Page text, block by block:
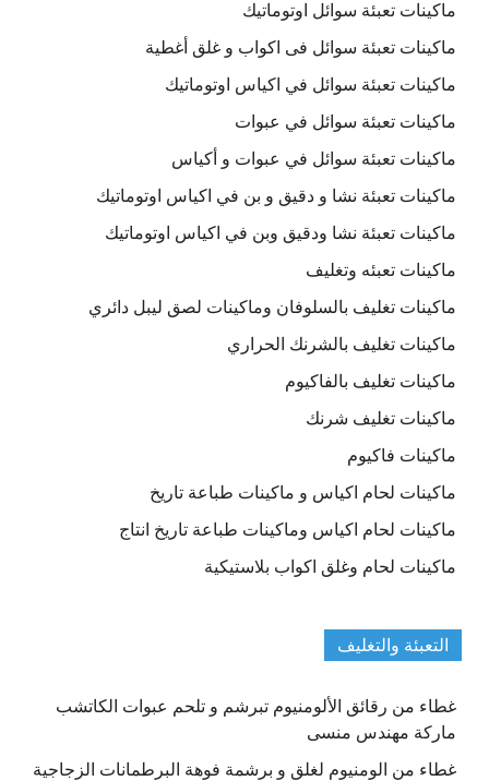
ماكينات تعبئة سوائل اوتوماتيك
ماكينات تعبئة سوائل فى اكواب و غلق أغطية
ماكينات تعبئة سوائل في اكياس اوتوماتيك
ماكينات تعبئة سوائل في عبوات
ماكينات تعبئة سوائل في عبوات و أكياس
ماكينات تعبئة نشا و دقيق و بن في اكياس اوتوماتيك
ماكينات تعبئة نشا ودقيق وبن في اكياس اوتوماتيك
ماكينات تعبئه وتغليف
ماكينات تغليف بالسلوفان وماكينات لصق ليبل دائري
ماكينات تغليف بالشرنك الحراري
ماكينات تغليف بالفاكيوم
ماكينات تغليف شرنك
ماكينات فاكيوم
ماكينات لحام اكياس و ماكينات طباعة تاريخ
ماكينات لحام اكياس وماكينات طباعة تاريخ انتاج
ماكينات لحام وغلق اكواب بلاستيكية
التعبئة والتغليف
غطاء من رقائق الألومنيوم تبرشم و تلحم عبوات الكاتشب
ماركة مهندس منسى
غطاء من الومنيوم لغلق و برشمة فوهة البرطمانات الزجاجية